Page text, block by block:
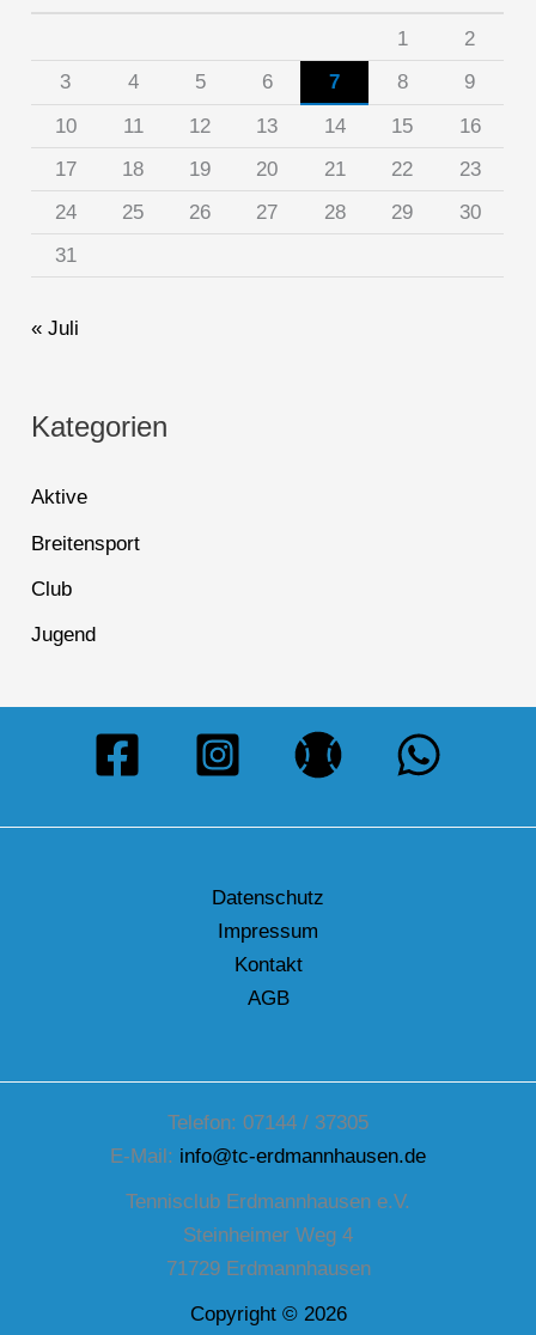
1
2
3
4 5 6 7 8
9
10
11 12 13 14 15
16
17
18 19 20 21 22
23
24
25 26 27 28 29
30
31
« Juli
Kategorien
Aktive
Breitensport
Club
Jugend
Datenschutz
Impressum
Kontakt
AGB
Telefon: 07144 / 37305
E-Mail: info@tc-erdmannhausen.de
Tennisclub Erdmannhausen e.V.
Steinheimer Weg 4
71729 Erdmannhausen
Copyright © 2026